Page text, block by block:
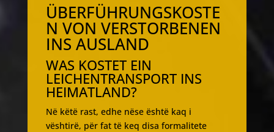
ÜBERFÜHRUNGSKOSTE
N VON VERSTORBENEN
INS AUSLAND
WAS KOSTET EIN
LEICHENTRANSPORT INS
HEIMATLAND?
Në këtë rast, edhe nëse është kaq i
vështirë, për fat të keq disa formalitete